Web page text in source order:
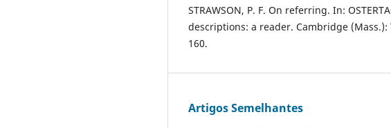
STRAWSON, P. F. On referring. In:
descriptions: a reader. Cambridge (Mass.):
160.
Artigos Semelhantes